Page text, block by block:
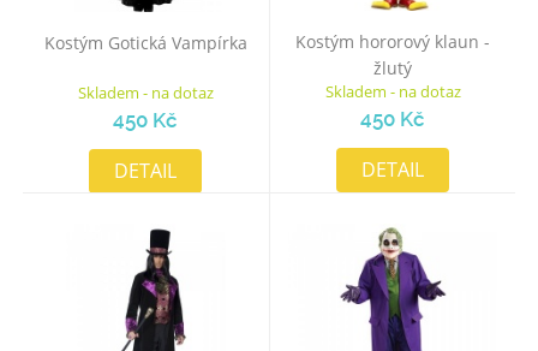
Kostým Gotická Vampírka
Skladem - na dotaz
450 Kč
DETAIL
Kostým hororový klaun -
žlutý
Skladem - na dotaz
450 Kč
DETAIL